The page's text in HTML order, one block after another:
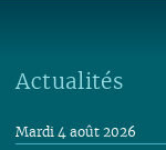
Actualités
Mardi 4 août 2026